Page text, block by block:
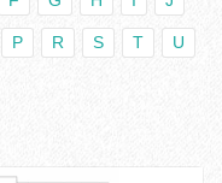
P R S T U